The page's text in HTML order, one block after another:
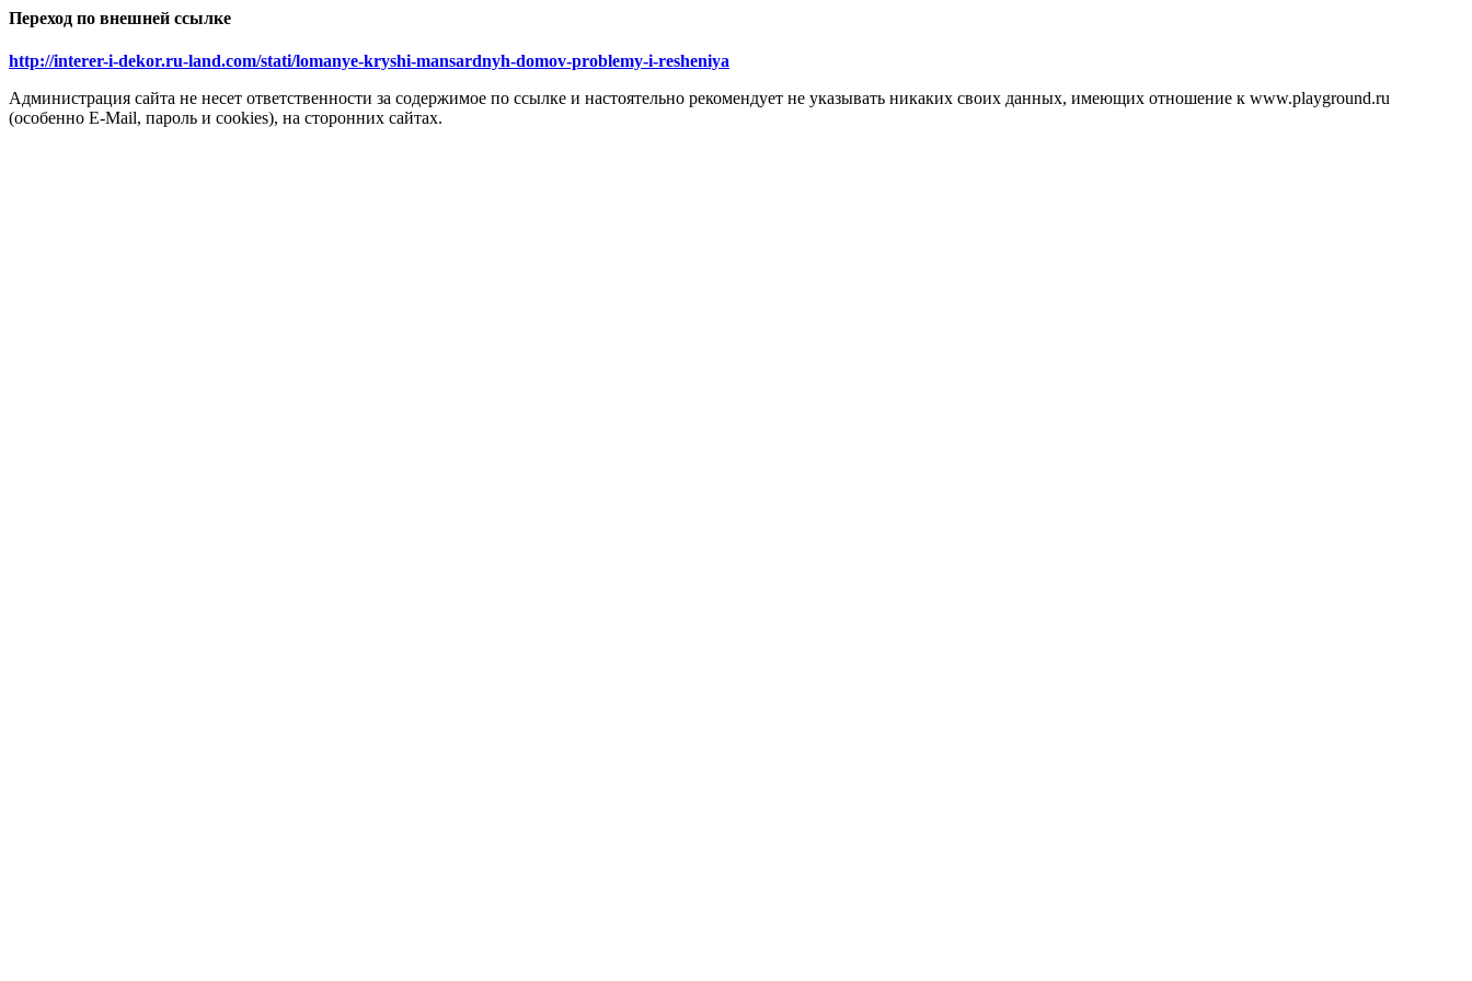
Переход по внешней ссылке
http://interer-i-dekor.ru-land.com/stati/lomanye-kryshi-mansardnyh-domov-problemy-i-resheniya
Администрация сайта не несет ответственности за содержимое по ссылке и настоятельно рекомендует не указывать никаких своих данных, имеющих отношение к www.playground.ru
(особенно E-Mail, пароль и cookies), на сторонних сайтах.